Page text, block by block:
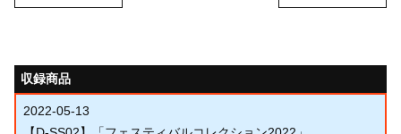
収録商品
2022-05-13